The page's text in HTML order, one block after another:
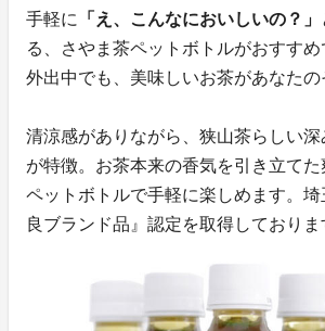
手軽に
「え、こんなにおいしいの？」
る、さやま茶ペットボトルがおすす
外出中でも、美味しいお茶があなたの
清涼感がありながら、狭山茶らしい
が特徴。お茶本来の香気を引き立て
ペットボトルで手軽に楽しめます。
良ブランド品』認定を取得しておりま